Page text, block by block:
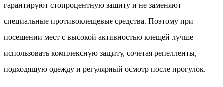
гарантируют стопроцентную защиту и не заменяют
специальные противоклещевые средства. Поэтому при
посещении мест с высокой активностью клещей лучше
использовать комплексную защиту, сочетая репелленты,
подходящую одежду и регулярный осмотр после прогулок.